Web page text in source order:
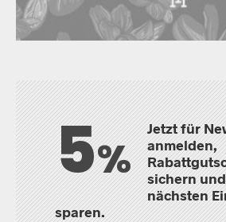
5%
Jetzt für
anmelden,
sichern
nächsten
sparen.